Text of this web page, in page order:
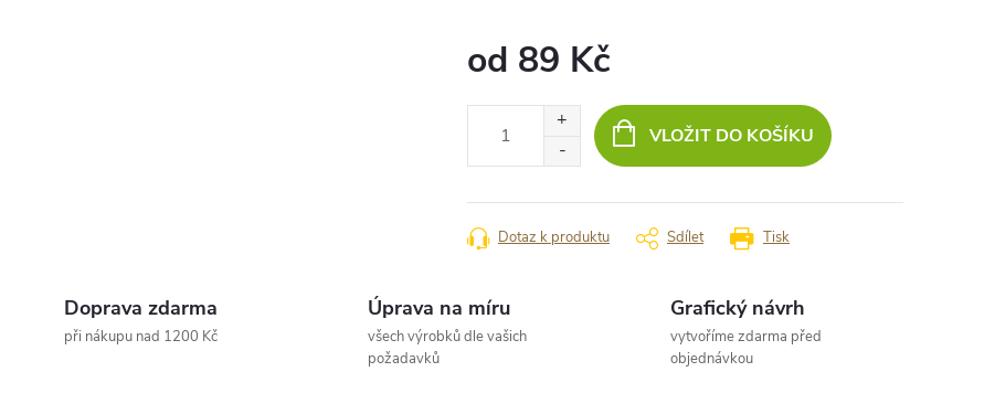
od 89 Kč
VLOŽIT DO KOŠÍKU
Tisk
Dotaz k produktu Sdílet
Doprava zdarma
při nákupu nad 1200 Kč
Úprava na míru
všech výrobků dle vašich
požadavků
Grafický návrh
vytvoříme zdarma před
objednávkou